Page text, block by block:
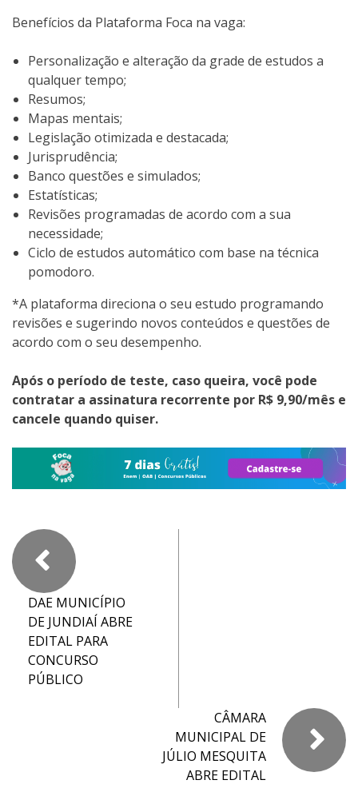
Benefícios da Plataforma Foca na vaga:
Personalização e alteração da grade de estudos a
qualquer tempo;
Resumos;
Mapas mentais;
Legislação otimizada e destacada;
Jurisprudência;
Banco questões e simulados;
Estatísticas;
Revisões programadas de acordo com a sua
necessidade;
Ciclo de estudos automático com base na técnica
pomodoro.
*A plataforma direciona o seu estudo programando
revisões e sugerindo novos conteúdos e questões de
acordo com o seu desempenho.
Após o período de teste, caso queira, você pode
contratar a assinatura recorrente por R$ 9,90/mês e
cancele quando quiser.
DAE MUNICÍPIO
DE JUNDIAÍ ABRE
EDITAL PARA
CONCURSO
PÚBLICO
CÂMARA
MUNICIPAL DE
JÚLIO MESQUITA
ABRE EDITAL